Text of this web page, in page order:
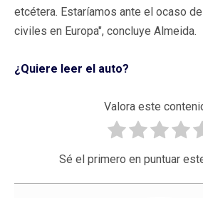
etcétera. Estaríamos ante el ocaso
civiles en Europa", concluye Almeida.
¿Quiere leer el auto?
Valora este
Sé el primero en puntuar